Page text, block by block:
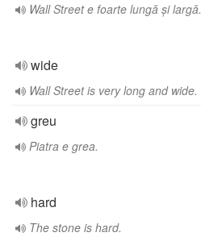
Wall Street e foarte lungă și largă.
wide
Wall Street is very long and wide.
greu
Piatra e grea.
hard
The stone is hard.